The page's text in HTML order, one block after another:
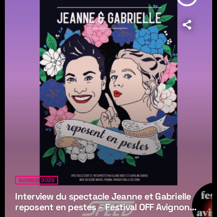
AVIGNON 2025
Interview du spectacle Jeanne et Gabrielle
reposent en pestes – Festival OFF Avignon